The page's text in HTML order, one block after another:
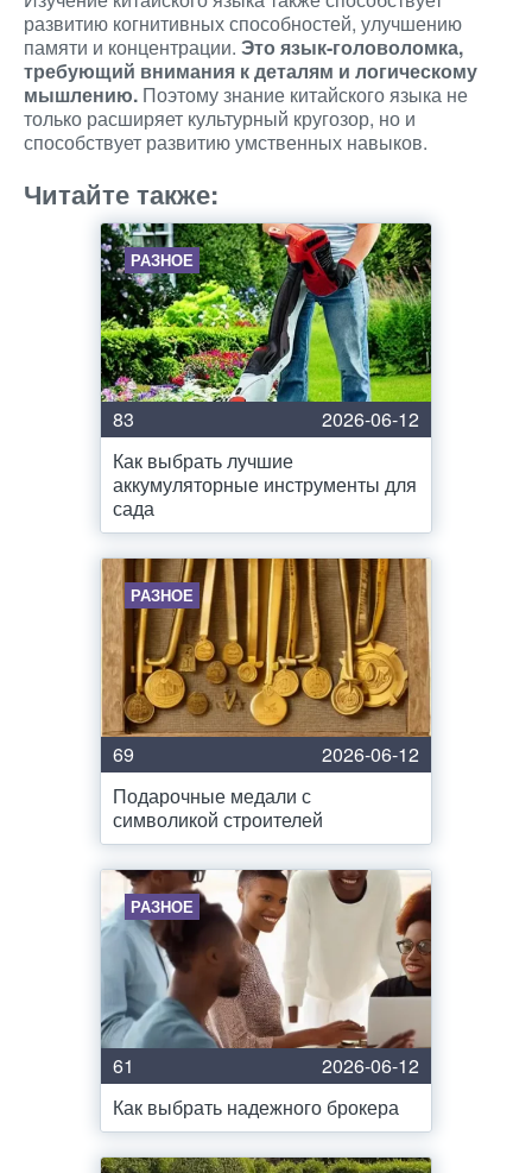
развитию когнитивных способностей, улучшению
памяти и концентрации. Это язык-головоломка,
требующий внимания к деталям и логическому
мышлению. Поэтому знание китайского языка не
только расширяет культурный кругозор, но и
способствует развитию умственных навыков.
Читайте также:
РАЗНОЕ
83
2026-06-12
Как выбрать лучшие
аккумуляторные инструменты для
сада
РАЗНОЕ
69
2026-06-12
Подарочные медали с
символикой строителей
РАЗНОЕ
61
2026-06-12
Как выбрать надежного брокера